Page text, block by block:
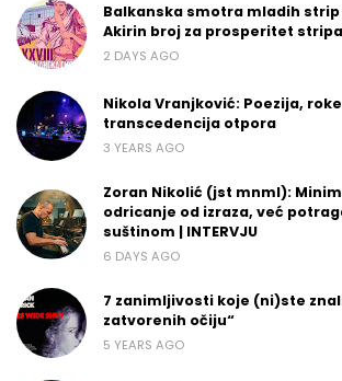
Balkanska smotra mladih strip
Akirin broj za prosperitet stripa
2 DAYS AGO
Nikola Vranjković: Poezija,
transcedencija otpora
3 YEARS AGO
Zoran Nikolić (jst mnml):
odricanje od izraza, već
suštinom | INTERVJU
6 DAYS AGO
7 zanimljivosti koje (ni)ste
zatvorenih očiju“
5 YEARS AGO